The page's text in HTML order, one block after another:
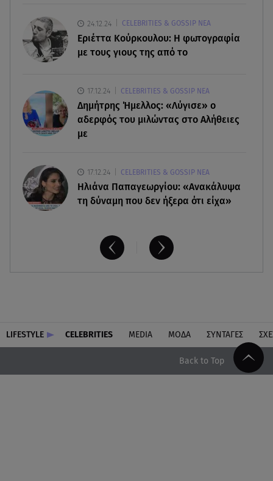
- Σηκώθηκαν εναέρια μέσα
07.08.26 , 18:34
24.12.24 CELEBRITIES & GOSSIP ΝΕΑ
Εριέττα Κούρκουλου: Η φωτογραφία
με τους γιους της από το
17.12.24 CELEBRITIES & GOSSIP ΝΕΑ
Δημήτρης Ήμελλος: «Λύγισε» ο
αδερφός του μιλώντας στο Αλήθειες
με
17.12.24 CELEBRITIES & GOSSIP ΝΕΑ
Ηλιάνα Παπαγεωργίου: «Ανακάλυψα
τη δύναμη που δεν ήξερα ότι είχα»
LIFESTYLE CELEBRITIES MEDIA ΜΟΔΑ ΣΥΝΤΑΓΕΣ
Back to Top